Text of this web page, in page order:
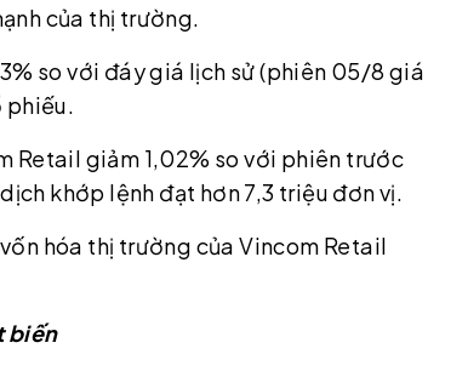
của thị trường.
so với đáy giá lịch sử (phiên 05/8 giá
Retail giảm 1,02% so với phiên trước
khớp lệnh đạt hơn 7,3 triệu đơn vị.
hóa thị trường của Vincom Retail
biến